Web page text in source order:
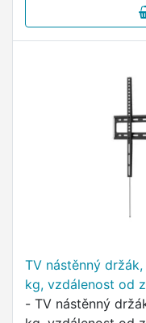
TV nástěnný
kg, vzdálenost od
- TV nástěnný